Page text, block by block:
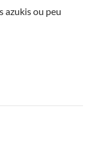
azukis ou peu